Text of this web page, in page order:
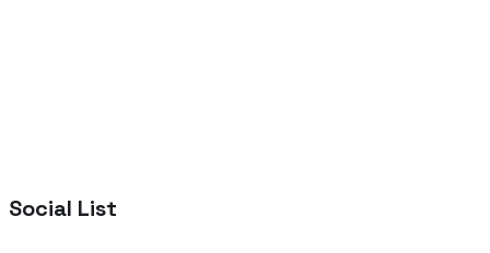
Social List